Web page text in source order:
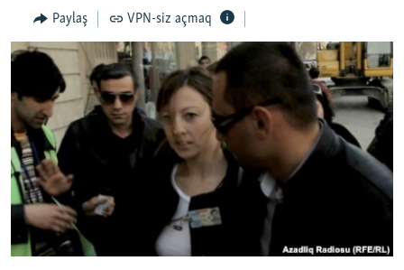
QANUNI DOĞRU
ARAŞDIRMA
MULTIMEDIA
VIDEO
FOTOQALEREYA
İNFOQRAFIKA
KARIKATURA
RADIO ARXIV
OXU ZALI
AZƏRBAYCAN ƏDƏBIYYATI KITABXANASI
İSLAM VƏ DEMOKRATIYA
İZ - MƏDƏNIYYƏT PROQRAMI
HAQQIMIZDA
MISSIYAMIZ
PEŞƏ ETIKASI VƏ JURNALISTIKA STANDARTLARIMIZ
MATERIALLARIMIZDAN ISTIFADƏ
BIZI IZLƏ
Paylaş VPN-siz açmaq